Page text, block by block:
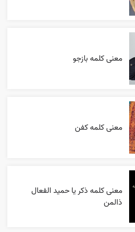
معنی کلمه بازجو
معنی کلمه کفن
معنی کلمه ذکر یا حمید الفعال
ذالمن